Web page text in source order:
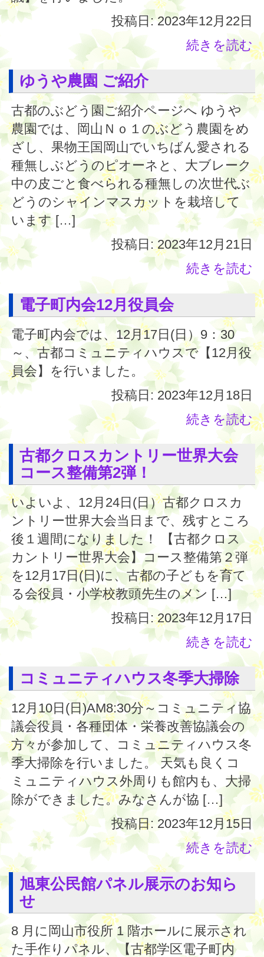
投稿日: 2023年12月22日
続きを読む
ゆうや農園 ご紹介
古都のぶどう園ご紹介ページへ ゆうや
農園では、岡山Ｎｏ１のぶどう農園をめ
ざし、果物王国岡山でいちばん愛される
種無しぶどうのピオーネと、大ブレーク
中の皮ごと食べられる種無しの次世代ぶ
どうのシャインマスカットを栽培して
います […]
投稿日: 2023年12月21日
続きを読む
電子町内会12月役員会
電子町内会では、12月17日(日）9：30
～、古都コミュニティハウスで【12月役
員会】を行いました。
投稿日: 2023年12月18日
続きを読む
古都クロスカントリー世界大会
コース整備第2弾！
いよいよ、12月24日(日）古都クロスカ
ントリー世界大会当日まで、残すところ
後１週間になりました！ 【古都クロス
カントリー世界大会】コース整備第２弾
を12月17日(日)に、古都の子どもを育て
る会役員・小学校教頭先生のメン […]
投稿日: 2023年12月17日
続きを読む
コミュニティハウス冬季大掃除
12月10日(日)AM8:30分～コミュニティ協
議会役員・各種団体・栄養改善協議会の
方々が参加して、コミュニティハウス冬
季大掃除を行いました。 天気も良くコ
ミュニティハウス外周りも館内も、大掃
除ができました。みなさんが協 […]
投稿日: 2023年12月15日
続きを読む
旭東公民館パネル展示のお知ら
せ
8 月に岡山市役所 1 階ホールに展示され
た手作りパネル、【古都学区電子町内